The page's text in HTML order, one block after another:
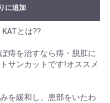
に追加
とは??
痔を治すなら痔・脱肛に
サンカットです!オススメ
を緩和し、患部をいたわ